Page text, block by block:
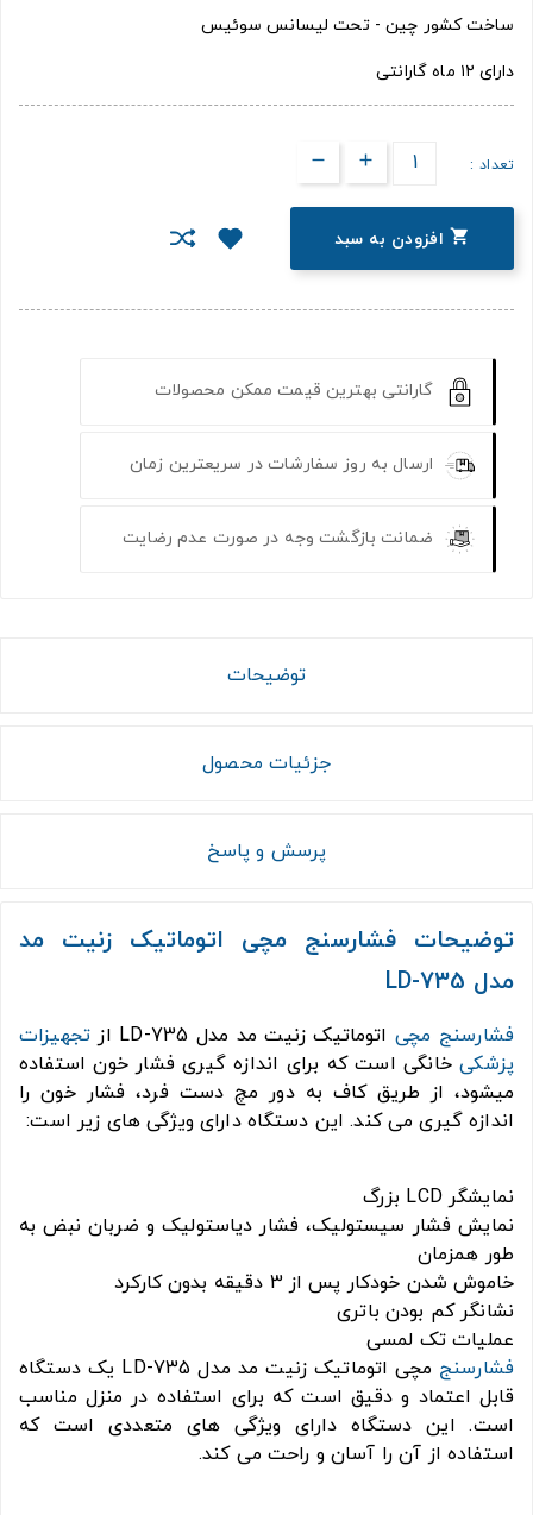
ساخت کشور چین - تحت لیسانس سوئیس
دارای ۱۲ ماه گارانتی
تعداد :
 افزودن به سبد
گارانتی بهترین قیمت ممکن محصولات
ارسال به روز سفارشات در سریعترین زمان
ضمانت بازگشت وجه در صورت عدم رضایت
توضیحات
جزئیات محصول
پرسش و پاسخ
توضیحات فشارسنج مچی اتوماتیک زنیت مد
مدل LD-735
فشارسنج مچیاتوماتیک زنیت مد مدل LD-735 از
تجهیزات
پزشکیخانگی است که برای اندازه گیری فشار خون استفاده
میشود، از طریق کاف به دور مچ دست فرد، فشار خون را
اندازه گیری می کند. این دستگاه دارای ویژگی های زیر است:
نمایشگر LCD بزرگ
نمایش فشار سیستولیک، فشار دیاستولیک و ضربان نبض به
طور همزمان
خاموش شدن خودکار پس از 3 دقیقه بدون کارکرد
نشانگر کم بودن باتری
عملیات تک لمسی
فشارسنج
مچی اتوماتیک زنیت مد مدل LD-735 یک دستگاه
قابل اعتماد و دقیق است که برای استفاده در منزل مناسب
است. این دستگاه دارای ویژگی های متعددی است که
استفاده از آن را آسان و راحت می کند.